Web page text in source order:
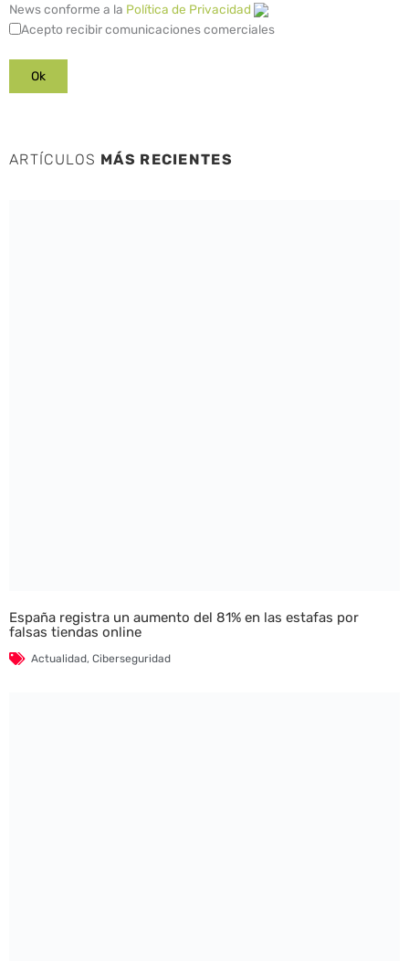
News conforme a la Política de Privacidad
Acepto recibir comunicaciones comerciales
ARTÍCULOS MÁS RECIENTES
España registra un aumento del 81% en las estafas por
falsas tiendas online
Actualidad, Ciberseguridad